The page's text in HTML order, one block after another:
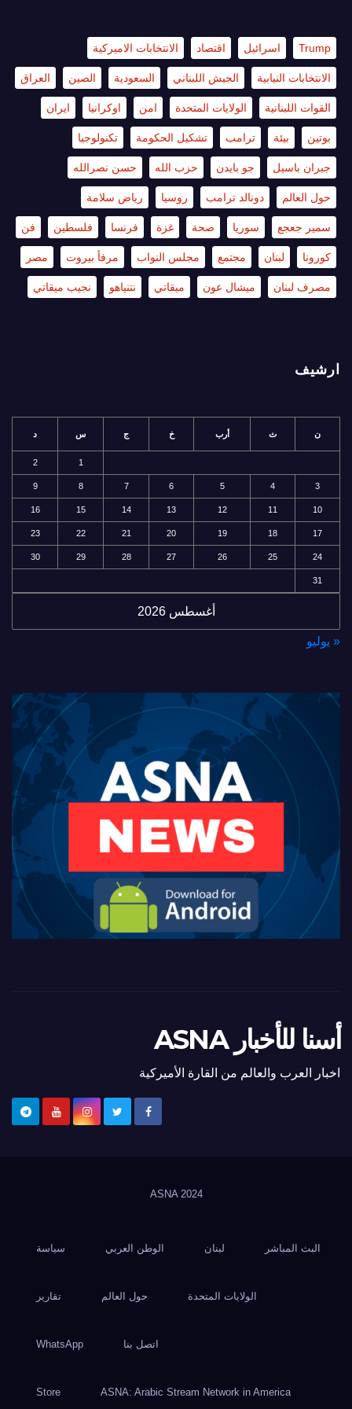
Trump اسرائيل اقتصاد الانتخابات الاميركية
الانتخابات النيابية الجيش اللبناني السعودية الصين العراق
القوات اللبنانية الولايات المتحدة امن اوكرانيا ايران
بوتين بيئة ترامب تشكيل الحكومة تكنولوجيا
جبران باسيل جو بايدن حزب الله حسن نصرالله
حول العالم دونالد ترامب روسيا رياض سلامة
سمير جعجع سوريا صحة غزة فرنسا فلسطين فن
كورونا لبنان مجتمع مجلس النواب مرفأ بيروت مصر
مصرف لبنان ميشال عون ميقاتي نتنياهو نجيب ميقاتي
ارشيف
أغسطس 2026
ن ث أرب خ ج س د
1
2
3
4
5
6
7
8
9
10
11
12
13
14
15
16
17
18
19
20
21
22
23
24
25
26
27
28
29
30
31
« يوليو
أسنا للأخبار ASNA
اخبار العرب والعالم من القارة الأميركية
ASNA 2024
البث المباشر لبنان الوطن العربي سياسة
الولايات المتحدة حول العالم تقارير
اتصل بنا WhatsApp
ASNA: Arabic Stream Network in America
Store